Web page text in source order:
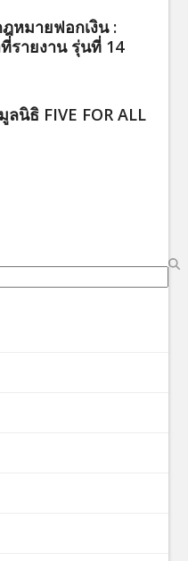
หมายฟอกเงิน :
รายงาน รุ่นที่ 14
นิธิ FIVE FOR ALL